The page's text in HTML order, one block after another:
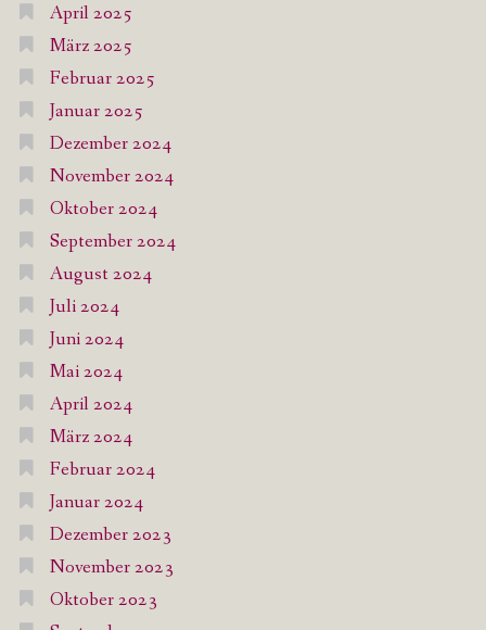
April 2025
März 2025
Februar 2025
Januar 2025
Dezember 2024
November 2024
Oktober 2024
September 2024
August 2024
Juli 2024
Juni 2024
Mai 2024
April 2024
März 2024
Februar 2024
Januar 2024
Dezember 2023
November 2023
Oktober 2023